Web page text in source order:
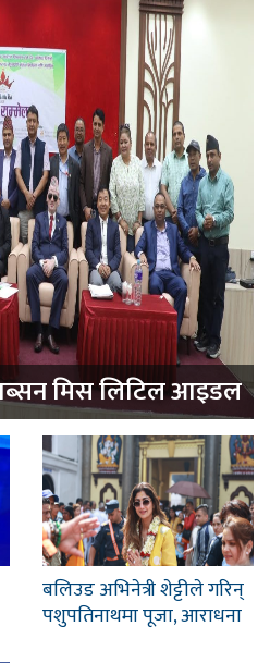
मिस लिटिल आइडल
बलिउड अभिनेत्री शेट्टीले गरिन्
पशुपतिनाथमा पूजा, आराधना